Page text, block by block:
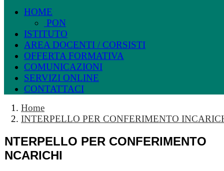
HOME
PON
ISTITUTO
AREA DOCENTI / CORSISTI
OFFERTA FORMATIVA
COMUNICAZIONI
SERVIZI ONLINE
CONTATTACI
Home
INTERPELLO PER CONFERIMENTO
INTERPELLO PER CONFERIMENTO
INCARICHI